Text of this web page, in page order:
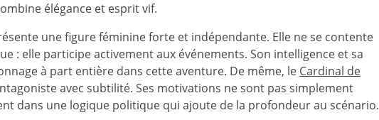
élégance et esprit vif.
une figure féminine forte et indépendante. Elle ne se contente
: elle participe activement aux événements. Son intelligence et sa
à part entière dans cette aventure. De même, le Cardinal de
avec subtilité. Ses motivations ne sont pas simplement
dans une logique politique qui ajoute de la profondeur au scénario.